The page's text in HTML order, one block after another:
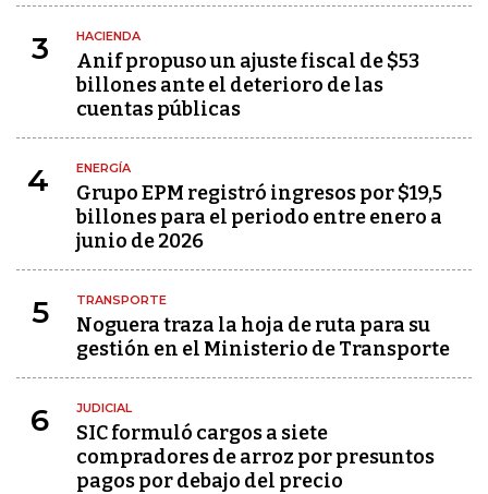
3 HACIENDA
Anif propuso un ajuste fiscal de $53
billones ante el deterioro de las
cuentas públicas
4 ENERGÍA
Grupo EPM registró ingresos por $19,5
billones para el periodo entre enero a
junio de 2026
5 TRANSPORTE
Noguera traza la hoja de ruta para su
gestión en el Ministerio de Transporte
6 JUDICIAL
SIC formuló cargos a siete
compradores de arroz por presuntos
pagos por debajo del precio